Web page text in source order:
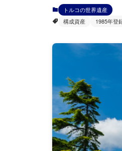
トルコの世界遺産
構成資産
1985年登